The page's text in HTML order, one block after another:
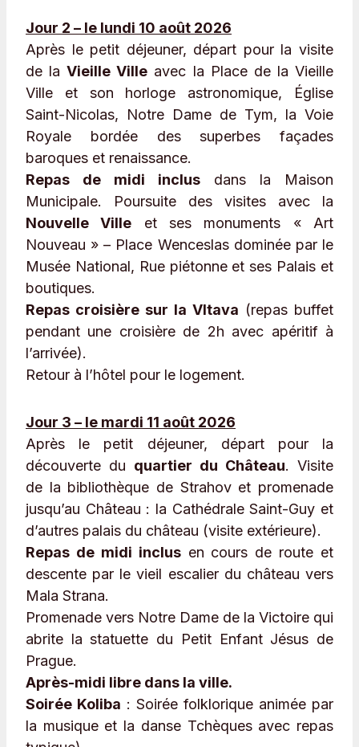
Jour 2 – le lundi 10 août 2026
Après le petit déjeuner, départ pour la visite
de laVieille Ville avec la Place de la Vieille
Ville et son horloge astronomique, Église
Saint-Nicolas, Notre Dame de Tym, la Voie
Royale bordée des superbes façades
baroques et renaissance.
Repas de midi inclus dans la Maison
Municipale. Poursuite des visites avec la
Nouvelle Ville et ses monuments « Art
Nouveau » – Place Wenceslas dominée par le
Musée National, Rue piétonne et ses Palais et
boutiques.
Repas croisière sur la Vltava (repas buffet
pendant une croisière de 2h avec apéritif à
l’arrivée).
Retour à l’hôtel pour le logement.
Jour 3 – le mardi 11 août 2026
Après le petit déjeuner, départ pour la
découverte du quartier du Château. Visite
de la bibliothèque de Strahov et promenade
jusqu’au Château : la Cathédrale Saint-Guy et
d’autres palais du château (visite extérieure).
Repas de midi inclusen cours de route et
descente par le vieil escalier du château vers
Mala Strana.
Promenade vers Notre Dame de la Victoire qui
abrite la statuette du Petit Enfant Jésus de
Prague.
Après-midi libre dans la ville.
Soirée Koliba : Soirée folklorique animée par
la musique et la danse Tchèques avec repas